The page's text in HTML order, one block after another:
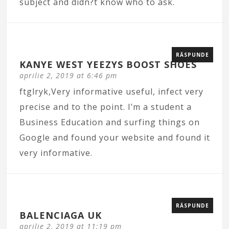
subject and didn?t know who to ask.
KANYE WEST YEEZYS BOOST SHOES
aprilie 2, 2019 at 6:46 pm
RĂSPUNDE
ftglryk,Very informative useful, infect very
precise and to the point. I’m a student a
Business Education and surfing things on
Google and found your website and found it
very informative.
BALENCIAGA UK
aprilie 2, 2019 at 11:19 pm
RĂSPUNDE